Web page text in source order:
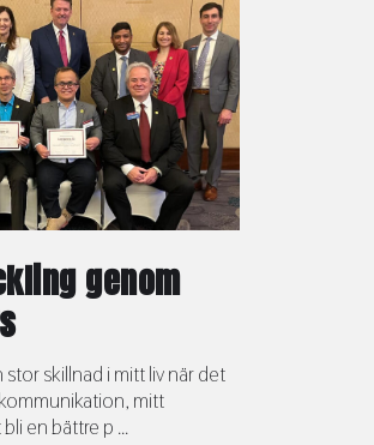
genom
skillnad i mitt liv när det
mitt
en bättre p ...